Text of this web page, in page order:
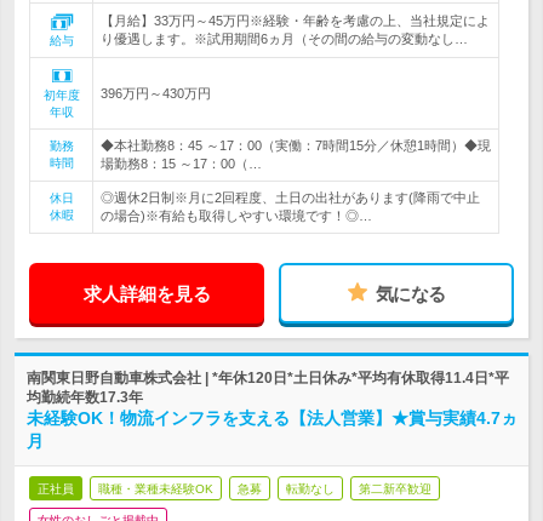
給与
【月給】33万円～45万円※経験・年齢を考慮の上、当社規定によ
り優遇します。※試用期間6ヵ月（その間の給与の変動なし…
初年度
年収
396万円～430万円
勤務
時間
◆本社勤務8：45 ～17：00（実働：7時間15分／休憩1時間）◆現
場勤務8：15 ～17：00（…
休日
休暇
◎週休2日制※月に2回程度、土日の出社があります(降雨で中止
の場合)※有給も取得しやすい環境です！◎…
求人詳細を見る 気になる
南関東日野自動車株式会社 | *年休120日*土日休み*平均有休取得11.4日*平
均勤続年数17.3年
未経験OK！物流インフラを支える【法人営業】★賞与実績4.7ヵ
月
正社員 職種・業種未経験OK 急募 転勤なし 第二新卒歓迎